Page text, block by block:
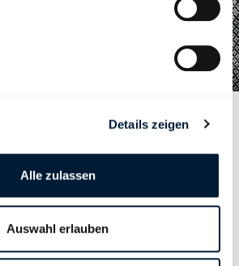
Details zeigen
Alle zulassen
Auswahl erlauben
Verbands
der Kaufmännische Verband